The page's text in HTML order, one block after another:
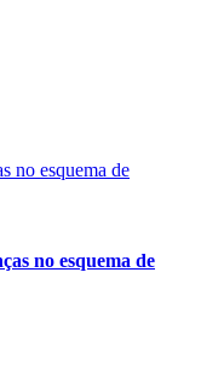
no esquema de